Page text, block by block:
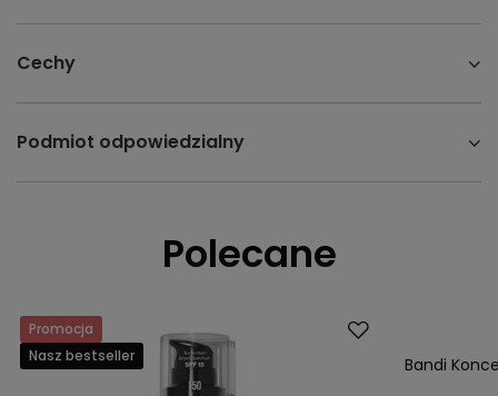
Cechy
Podmiot odpowiedzialny
Polecane
Promocja
Nasz bestseller
Bandi